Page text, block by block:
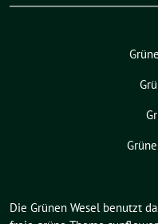
Die Grünen Wesel benutzt